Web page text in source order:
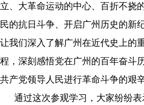
立、大革命运动的中心、百折不挠
民的抗日斗争、开启广州历史的新
让我们深入了解广州在近代史上的
程，深刻感悟党在广州的百年奋斗
共产党领导人民进行革命斗争的艰
通过这次参观学习，大家纷纷